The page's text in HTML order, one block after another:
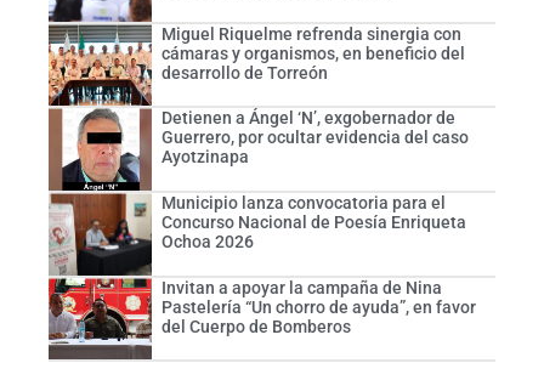
Miguel Riquelme refrenda sinergia con
cámaras y organismos, en beneficio del
desarrollo de Torreón
Detienen a Ángel ‘N’, exgobernador de
Guerrero, por ocultar evidencia del caso
Ayotzinapa
Municipio lanza convocatoria para el
Concurso Nacional de Poesía Enriqueta
Ochoa 2026
Invitan a apoyar la campaña de Nina
Pastelería “Un chorro de ayuda”, en favor
del Cuerpo de Bomberos